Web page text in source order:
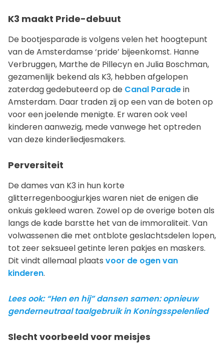
K3 maakt Pride-debuut
De bootjesparade is volgens velen het hoogtepunt
van de Amsterdamse ‘pride’ bijeenkomst. Hanne
Verbruggen, Marthe de Pillecyn en Julia Boschman,
gezamenlijk bekend als K3, hebben afgelopen
zaterdag gedebuteerd op de Canal Paradein
Amsterdam. Daar traden zij op een van de boten op
voor een joelende menigte. Er waren ook veel
kinderen aanwezig, mede vanwege het optreden
van deze kinderliedjesmakers.
Perversiteit
De dames van K3 in hun korte
glitterregenboogjurkjes waren niet de enigen die
onkuis gekleed waren. Zowel op de overige boten als
langs de kade barstte het van de immoraliteit. Van
volwassenen die met ontblote geslachtsdelen lopen,
tot zeer seksueel getinte leren pakjes en maskers.
Dit vindt allemaal plaats voor de ogen van
kinderen.
Lees ook: “Hen en hij” dansen samen: opnieuw
genderneutraal taalgebruik in Koningsspelenlied
Slecht voorbeeld voor meisjes